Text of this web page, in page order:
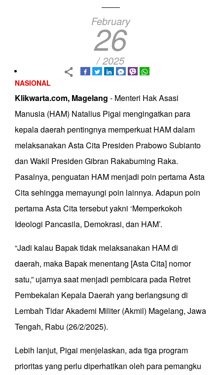
February
26
/ 2025
NASIONAL
Klikwarta.com, Magelang - Menteri Hak Asasi
Manusia (HAM) Natalius Pigai mengingatkan para
kepala daerah pentingnya memperkuat HAM dalam
melaksanakan Asta Cita Presiden Prabowo Subianto
dan Wakil Presiden Gibran Rakabuming Raka.
Pasalnya, penguatan HAM menjadi poin pertama Asta
Cita sehingga memayungi poin lainnya. Adapun poin
pertama Asta Cita tersebut yakni ‘Memperkokoh
Ideologi Pancasila, Demokrasi, dan HAM’.
“Jadi kalau Bapak tidak melaksanakan HAM di
daerah, maka Bapak menentang [Asta Cita] nomor
satu,” ujarnya saat menjadi pembicara pada Retret
Pembekalan Kepala Daerah yang berlangsung di
Lembah Tidar Akademi Militer (Akmil) Magelang, Jawa
Tengah, Rabu (26/2/2025).
Lebih lanjut, Pigai menjelaskan, ada tiga program
prioritas yang perlu diperhatikan oleh para pemangku